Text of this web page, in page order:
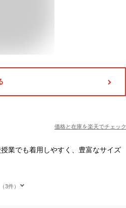
価格と在庫を楽天でチェック
業でも着用しやすく、豊富なサイズ
3件）